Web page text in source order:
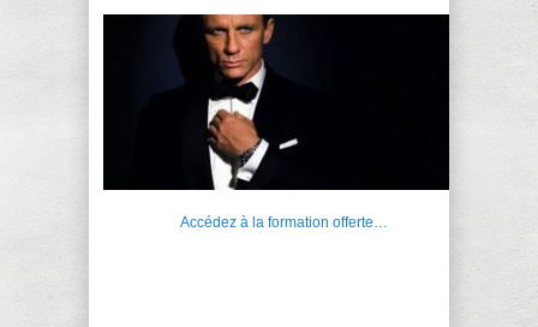
Accédez à la formation offerte…